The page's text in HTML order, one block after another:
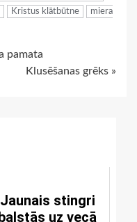
Kristus klātbūtne
miera
pamata
Klusēšanas grēks »
Jaunais stingri
uz vecā